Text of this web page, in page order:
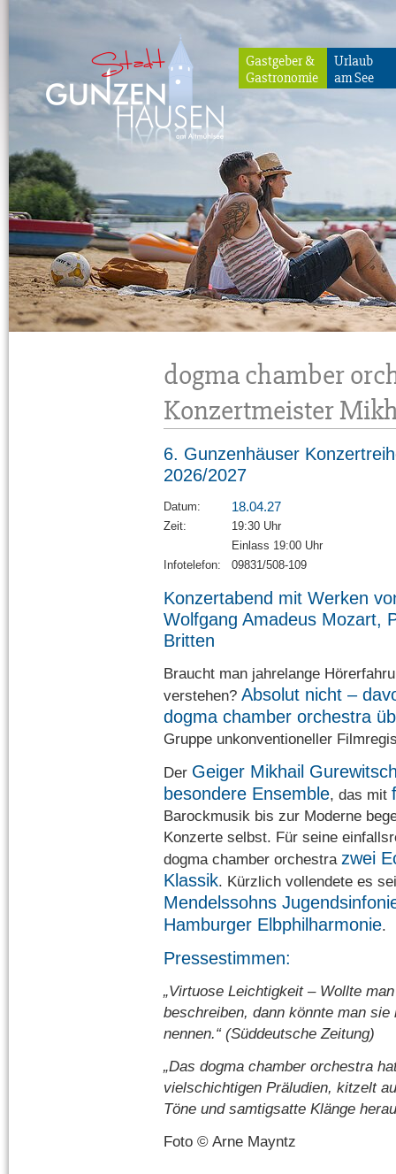
Gunzenhausen
Gastgeber &
Gastronomie
Urlaub
am See
dogma chamber
Konzertmeister
6. Gunzenhäuser
2026/2027
Datum: 18.04.27
Zeit:
19:30 Uhr
Einlass 19:00 Uhr
Infotelefon: 09831/508-109
Konzertabend mit Werken
Wolfgang Amadeus Mozart,
Britten
Braucht man jahrelange
verstehen? Absolut nicht –
dogma chamber orchestra
Gruppe unkonventioneller
Der Geiger Mikhail
besondere Ensemble, das mit
Barockmusik bis zur Moderne
Konzerte selbst. Für seine
dogma chamber orchestra zwei
Klassik. Kürzlich vollendete es
Mendelssohns
Hamburger Elbphilharmonie.
Pressestimmen:
„Virtuose Leichtigkeit – Wollte
beschreiben, dann könnte man
nennen.“ (Süddeutsche Zeitung)
„Das dogma chamber orchestra
vielschichtigen Präludien, kitzelt
Töne und samtigsatte Klänge
Foto © Arne Mayntz